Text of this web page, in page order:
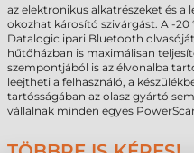
az elektronikus alkatrészeket és a
okozhat károsító szivárgást. A -20
Datalogic ipari Bluetooth
hűtőházban is maximálisan
szempontjából is az élvonalba
leejtheti a felhasználó, a
tartósságában az olasz gyártó
vállalnak minden egyes
TÖBBRE IS KÉPES!